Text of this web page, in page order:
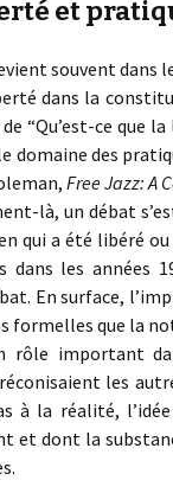
et
souvent dans
dans la
“Qu’est-ce que
domaine des
Free Jazz: A
là, un débat
qui a été libéré
dans les
En surface,
formelles que la
important
les
à la réalité,
et dont la